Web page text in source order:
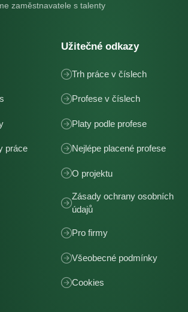
zaměstnavatele s talenty
práce
Užitečné odkazy
Trh práce v číslech
Profese v číslech
Platy podle profese
Nejlépe placené profese
O projektu
Zásady ochrany osobních
údajů
Pro firmy
Všeobecné podmínky
Cookies